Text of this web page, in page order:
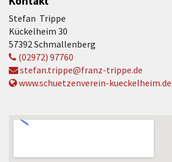
Stefan Trippe
Kückelheim 30
57392 Schmallenberg
(02972) 97760
stefan.trippe@franz-trippe.de
www.schuetzenverein-kueckelheim.de